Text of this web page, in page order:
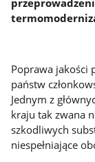
Poprawa jakości
państw
Jednym z
kraju tak zwana
szkodliwych
niespełniające